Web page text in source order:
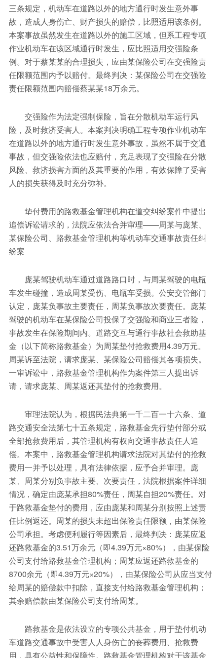
三条规定，机动车在道路以外的地方通行时发生意外事
故，造成人身伤亡、财产损失的赔偿，比照适用该条例。
本案事故虽然发生在道路以外的施工区域，但系工程专项
作业机动车在该区域通行时发生，应比照适用交强险条
例。对于蔡某某的合理损失，应由某保险公司在交强险责
任限额范围内予以赔付。最终判决：某保险公司在交强险
责任限额范围内赔偿蔡某某18万余元。
交强险作为法定强制保险，旨在分散机动车运行风
险，及时救济受害人。本案判决明确工程专项作业机动车
在道路以外的地方通行时发生意外事故，虽然不属于交通
事故，但交强险依法也应赔付，充足表现了交强险在分散
风险、救济损害方面的及其重要的作用，有效保障了受害
人的损失获得及时充分弥补。
垫付费用的路救基金管理机构在道交纠纷案件中提出
追偿诉讼请求的，法院应依法合并审理——周某与庞某、
某保险公司、路救基金管理机构等机动车交通事故责任纠
纷案
庞某驾驶机动车通过道路路口时，与周某驾驶的电瓶
车发生碰撞，造成周某受伤、电瓶车受损。公安交管部门
认定，庞某负事故主要责任，周某负事故次要责任。庞某
驾驶的机动车在某保险公司投保了交强险和商业三者险，
事故发生在保险期间内。道路交互与通行事故社会救助基
金（以下简称路救基金）为周某垫付抢救费用4.39万元。
周某诉至法院，请求庞某、某保险公司赔偿其各项损失。
一审诉讼中，路救基金管理机构作为案件第三人提出诉
请，请求庞某、周某返还其垫付的抢救费用。
审理法院认为，根据民法典第一千二百一十六条、道
路交通安全法第七十五条规定，路救基金先行垫付部分或
全部抢救费用后，其管理机构有权向交通事故责任人追
偿。本案中，路救基金管理机构请求法院对其垫付的抢救
费用一并予以处理，具有法律依据，应予合并审理。庞
某、周某分别负事故主要、次要责任，法院根据案件详细
情况，确定由庞某承担80%责任，周某自担20%责任。对
于路救基金垫付的费用，应由庞某和周某分别按照上述责
任比例返还。周某的损失未超出保险责任限额，由某保险
公司承担。考虑便利履行等因素后，最终判决：庞某应返
还路救基金的3.51万余元（即4.39万元×80%），由某保险
公司支付给路救基金管理机构；周某应返还路救基金的
8700余元（即4.39万元×20%），由某保险公司从应当支付
给周某的赔偿款中扣除，直接支付给路救基金管理机构；
其余赔偿款由某保险公司支付给周某。
路救基金是依法设立的专项公共基金，用于垫付机动
车道路交通事故中受害人人身伤亡的丧葬费用、抢救费
用，具有公益性和保障性。路救基金管理机构对于该基金